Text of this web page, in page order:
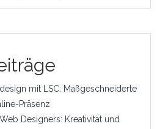
mit LSC: Maßgeschneiderte
Präsenz
Designers: Kreativität und